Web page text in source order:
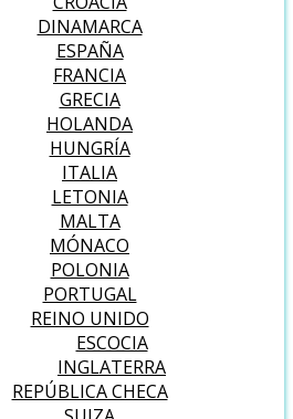
DINAMARCA
ESPAÑA
FRANCIA
GRECIA
HOLANDA
HUNGRÍA
ITALIA
LETONIA
MALTA
MÓNACO
POLONIA
PORTUGAL
REINO UNIDO
ESCOCIA
INGLATERRA
REPÚBLICA CHECA